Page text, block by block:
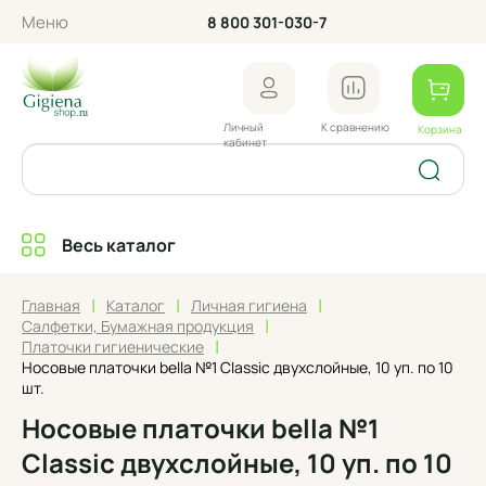
Меню 8 800 301-030-7
Личный
кабинет
К сравнению Корзина
Весь каталог
Главная | Каталог | Личная гигиена |
Салфетки, Бумажная продукция |
Платочки гигиенические |
Носовые платочки bella №1 Classic двухслойные, 10 уп. по 10
шт.
Носовые платочки bella №1
Classic двухслойные, 10 уп. по 10